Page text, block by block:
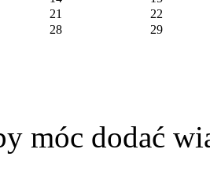
21
22
28
29
móc dodać